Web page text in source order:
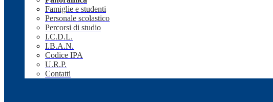
Famiglie e studenti
Personale scolastico
Percorsi di studio
I.C.D.L.
I.B.A.N.
Codice IPA
U.R.P.
Contatti